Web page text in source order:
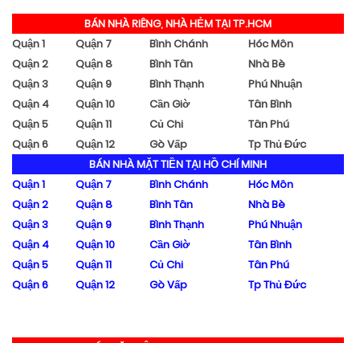
BÁN NHÀ RIÊNG, NHÀ HẺM TẠI TP.HCM
Quận 1
Quận 7 Bình Chánh
Hóc Môn
Quận 2
Quận 8 Bình Tân
Nhà Bè
Quận 3
Quận 9 Bình Thạnh
Phú Nhuận
Quận 4
Quận 10 Cần Giờ
Tân Bình
Quận 5
Quận 11 Củ Chi
Tân Phú
Quận 6
Quận 12 Gò Vấp
Tp Thủ Đức
BÁN NHÀ MẶT TIỀN TẠI HỒ CHÍ MINH
Quận 1
Quận 7 Bình Chánh
Hóc Môn
Quận 2
Quận 8 Bình Tân
Nhà Bè
Quận 3
Quận 9 Bình Thạnh
Phú Nhuận
Quận 4
Quận 10 Cần Giờ
Tân Bình
Quận 5
Quận 11 Củ Chi
Tân Phú
Quận 6
Quận 12 Gò Vấp Tp Thủ Đức